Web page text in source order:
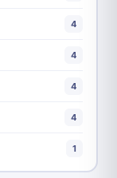
4
4
4
4
1